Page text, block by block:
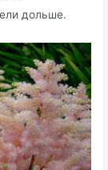
дольше.